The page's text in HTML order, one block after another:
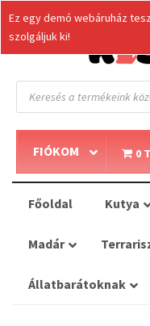
Products
search
FIÓKOM 0
Főoldal Kutya
Madár
Állatbarátoknak
Ez egy demó webáruház
szolgáljuk ki!